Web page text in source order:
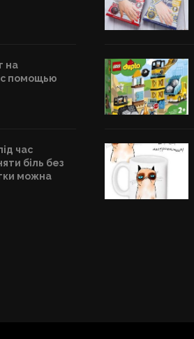
на
помощью
час
біль без
можна